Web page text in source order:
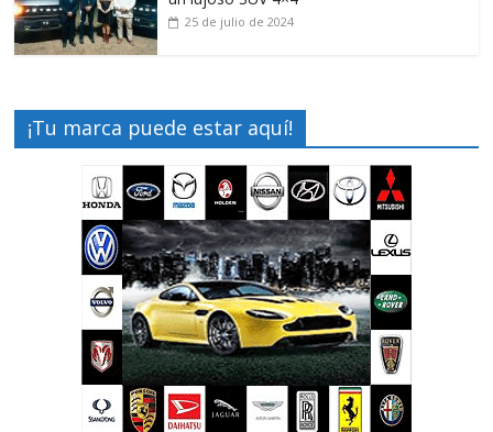
25 de julio de 2024
¡Tu marca puede estar aquí!